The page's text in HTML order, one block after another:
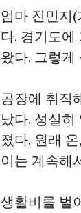
엄마 진민지
다. 경기도에
왔다. 그렇게
공장에 취직
났다. 성실
졌다. 원래
이는 계속해
생활비를 벌